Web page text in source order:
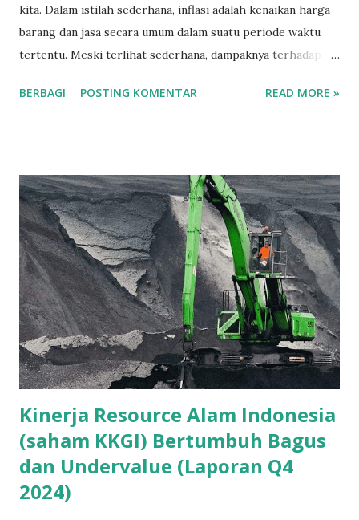
kita. Dalam istilah sederhana, inflasi adalah kenaikan harga
barang dan jasa secara umum dalam suatu periode waktu
tertentu. Meski terlihat sederhana, dampaknya terhadap
membahas bagaimana inflasi mengikis daya beli kita,
BERBAGI POSTING KOMENTAR READ MORE »
Kinerja Resource Alam Indonesia
(saham KKGI) Bertumbuh Bagus
dan Undervalue (Laporan Q4
2024)